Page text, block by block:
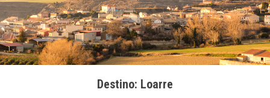
Destino: Loarre